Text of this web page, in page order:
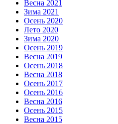
Весна 2021
Зима 2021
Осень 2020
Лето 2020
Зима 2020
Осень 2019
Весна 2019
Осень 2018
Весна 2018
Осень 2017
Осень 2016
Весна 2016
Осень 2015
Весна 2015